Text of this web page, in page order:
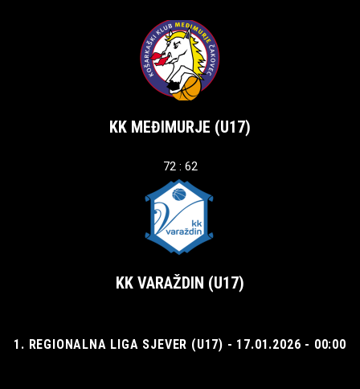
KK MEĐIMURJE (U17)
72 : 62
KK VARAŽDIN (U17)
1. REGIONALNA LIGA SJEVER (U17) - 17.01.2026 - 00:00